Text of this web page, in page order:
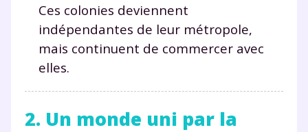
Ces colonies deviennent
indépendantes de leur métropole,
mais continuent de commercer avec
elles.
2. Un monde uni par la